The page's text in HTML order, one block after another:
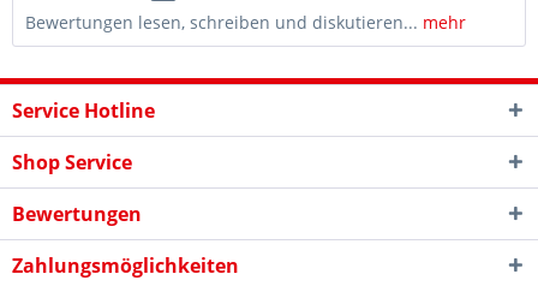
Bewertungen lesen, schreiben und diskutieren... mehr
Service Hotline
Shop Service
Bewertungen
Zahlungsmöglichkeiten